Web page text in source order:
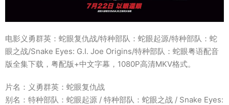
电影义勇群英：蛇眼复仇战/特种部队：蛇眼起源/特种部队：蛇
眼之战/Snake Eyes: G.I. Joe Origins/特种部队：蛇眼粤语配音
版全集下载，粤配版+中文字幕，1080P高清MKV格式。
片名：义勇群英：蛇眼复仇战
别名：特种部队：蛇眼起源 / 特种部队：蛇眼之战 / Snake Eyes: